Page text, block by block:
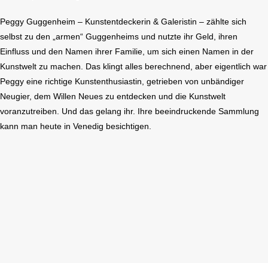
Peggy Guggenheim – Kunstentdeckerin & Galeristin – zählte sich
selbst zu den „armen“ Guggenheims und nutzte ihr Geld, ihren
Einfluss und den Namen ihrer Familie, um sich einen Namen in der
Kunstwelt zu machen. Das klingt alles berechnend, aber eigentlich war
Peggy eine richtige Kunstenthusiastin, getrieben von unbändiger
Neugier, dem Willen Neues zu entdecken und die Kunstwelt
voranzutreiben. Und das gelang ihr. Ihre beeindruckende Sammlung
kann man heute in Venedig besichtigen.